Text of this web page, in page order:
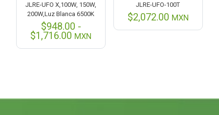
JLRE-UFO X,100W, 150W,
200W,Luz Blanca 6500K
$948.00 -
$1,716.00 Rango
MXN
JLRE-UFO-100T
$2,072.00 MXN